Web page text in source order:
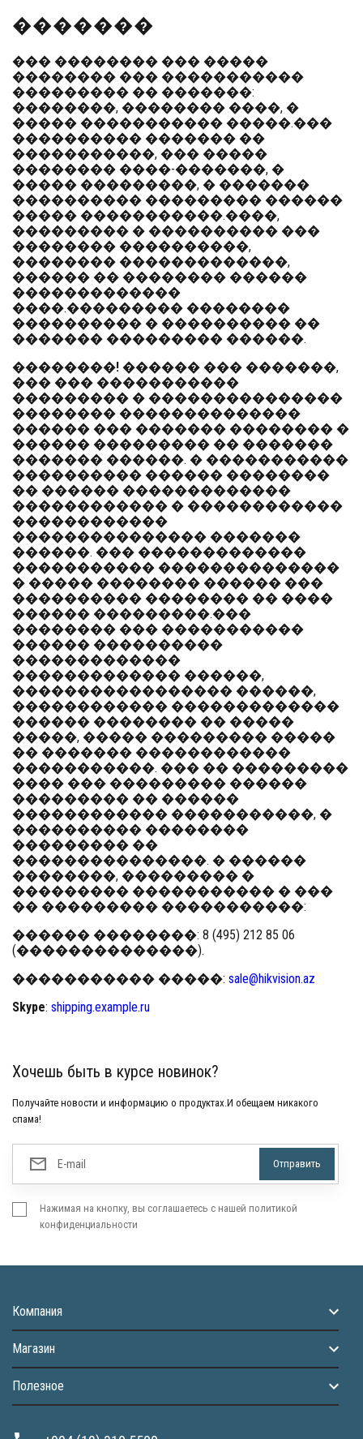
�������
��� �������� ��� �����
�������� ��� �����������
��������� �� �������:
��������, �������� ����, �
����� ����������� �����.���
���������� ������� ��
�����������, ��� �����
�������� ����-�������, �
����� ���������, � �������
���������� ��������� ������
����� �����������.����,
��������� � ���������� ���
�������� ����������,
�������� �������������,
������ �� �������� ������
�������������
����.��������� ��������
���������� � ���������� ��
������� ��������� ������.
��������! ������ ��� �������,
��� ��� �����������
��������� � ���������������
�������� ��������������
������ ��� ������� �������� �
������ ��������� �� �������
������� ������. � �����������
���������� ������ ��������
�� ������ �������������
������������ � ������������
������������
��������������� �������
������. ��� �������������
����������� ��������������
� ����� �������� ������ ���
���������� �������� �� ����
������ ���������.���
�������� ��� �����������
������ ����������
�������������
������������� ������,
����������������� ������,
������������ �������������
������ �������� �� �����
�����, ����� ��������� �����
�� ������� ������������
�����������. ��� �� ���������
���� ��� ��������� ������
��������� �� ������
������������ �����������, �
���������� ��������
��������� ��
���������������. � ������
��������, ��������� �
��������� ����������� � ���
�� ��������� �����������:
������ ��������: 8 (495) 212 85 06
(��������������).
����������� �����: sale@hikvision.az
Skype: shipping.example.ru
Хочешь быть в курсе новинок?
Получайте новости и информацию о продуктах.И обещаем никакого
спама!
Нажимая на кнопку, вы соглашаетесь с нашей политикой
конфиденциальности
Компания
Магазин
Полезное